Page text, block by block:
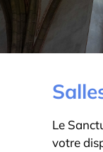
Le
votre